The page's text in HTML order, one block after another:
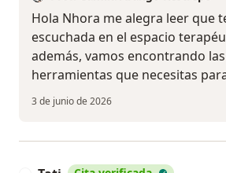
Hola Nhora me alegra leer que
escuchada en el espacio
además, vamos encontrando
herramientas que necesitas
3 de junio de 2026